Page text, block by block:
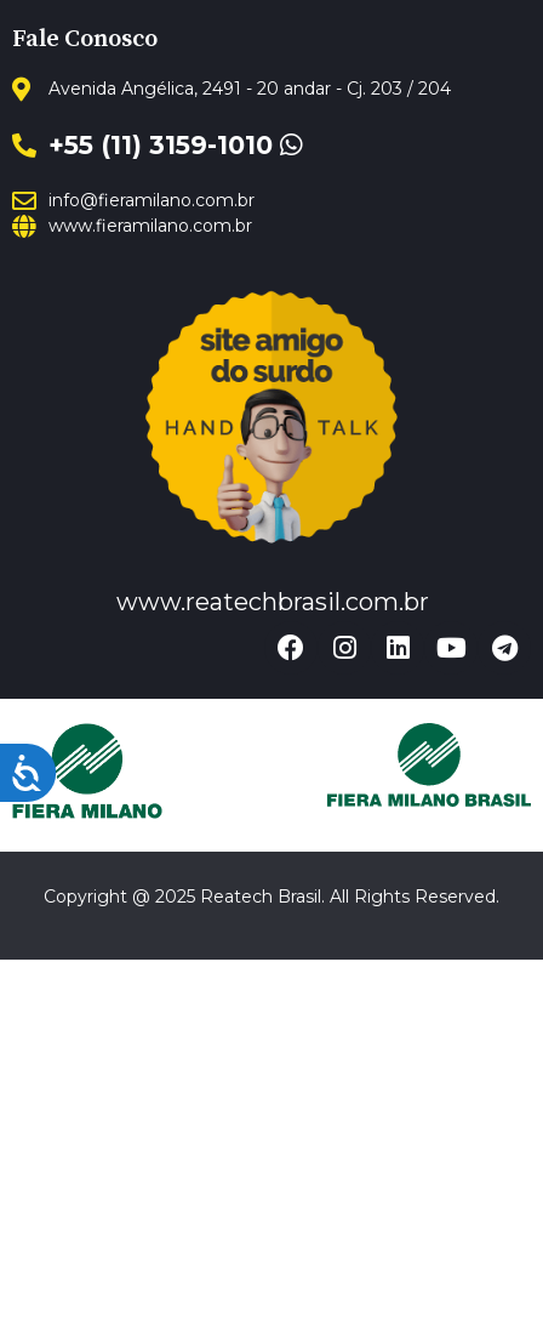
Acessibilidade
Fale Conosco
Avenida Angélica, 2491 - 20 andar - Cj. 203 / 204
+55 (11) 3159-1010
info@fieramilano.com.br
www.fieramilano.com.br
www.reatechbrasil.com.br
Copyright @ 2025 Reatech Brasil. All Rights Reserved.